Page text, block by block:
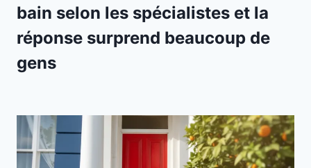
bain selon les spécialistes et la
réponse surprend beaucoup de
gens